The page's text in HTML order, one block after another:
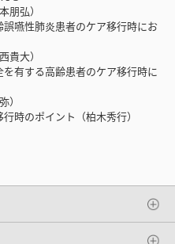
弘）
性肺炎患者のケア移行時にお
大）
する高齢患者のケア移行時に
のポイント（柏木秀行）